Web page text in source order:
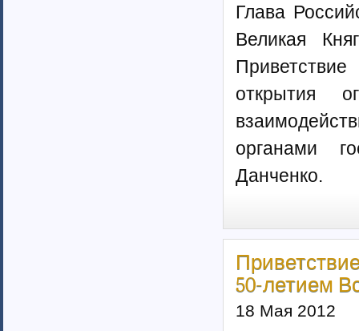
Глава
Великая
открытия
органами
Данченко.
50-летием
18 Мая 2012